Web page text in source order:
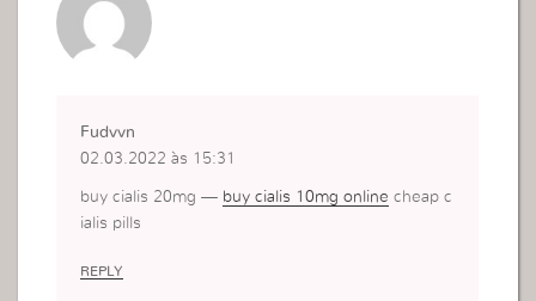
Fudvvn
02.03.2022 às 15:31
buy cialis 20mg — buy cialis 10mg online cheap c
ialis pills
REPLY